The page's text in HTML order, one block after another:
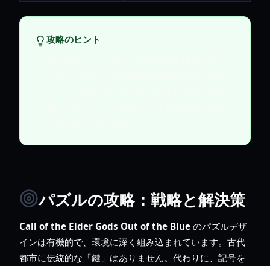
攻略のヒント
パズルの攻略：戦略と解決策
Call of the Elder Gods Out of the Blue のパズルデザ
インは有機的で、環境に深く組み込まれています。古代
都市に伝統的な「鍵」はありません。代わりに、記号を